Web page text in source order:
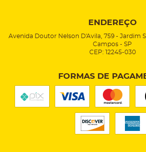
ENDEREÇO
Avenida Doutor Nelson D'Avila, 759 - Jardim
Campos - SP
CEP: 12245-030
FORMAS DE